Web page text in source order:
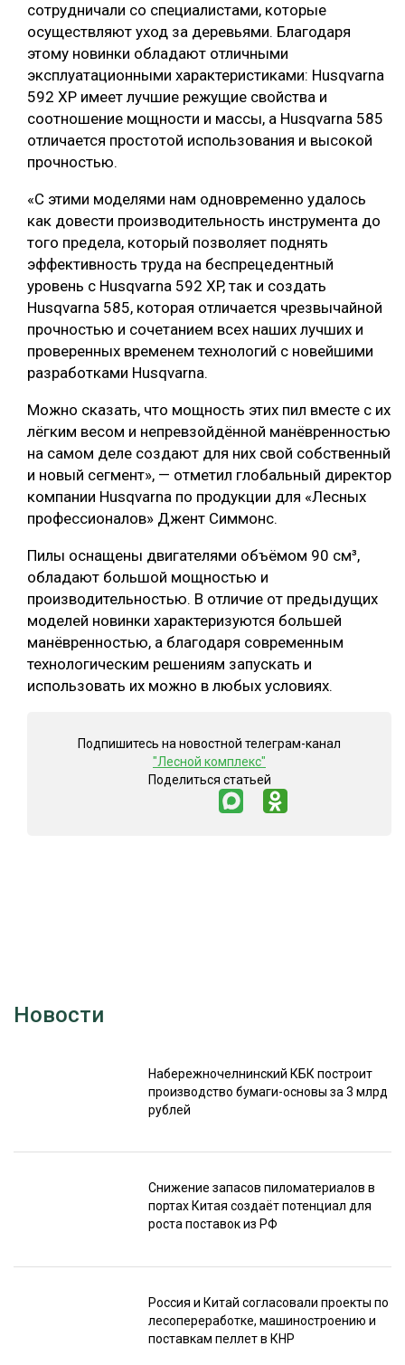
КОМПЛЕКСНАЯ ПЕРЕРАБОТКА
ДЕРЕВЯННОЕ ДОМОСТРОЕНИЕ
СОРТИРОВКА ДРЕВЕСИНЫ
МЕБЕЛЬНОЕ ПРОИЗВОДСТВО
сотрудничали со специалистами, которые
осуществляют уход за деревьями. Благодаря
этому новинки обладают отличными
эксплуатационными характеристиками: Husqvarna
592 XP имеет лучшие режущие свойства и
соотношение мощности и массы, а Husqvarna 585
отличается простотой использования и высокой
прочностью.
«С этими моделями нам одновременно удалось
как довести производительность инструмента до
того предела, который позволяет поднять
эффективность труда на беспрецедентный
уровень с Husqvarna 592 XP, так и создать
Husqvarna 585, которая отличается чрезвычайной
прочностью и сочетанием всех наших лучших и
проверенных временем технологий с новейшими
разработками Husqvarna.
Можно сказать, что мощность этих пил вместе с их
лёгким весом и непревзойдённой манёвренностью
на самом деле создают для них свой собственный
и новый сегмент», — отметил глобальный директор
компании Husqvarna по продукции для «Лесных
профессионалов» Джент Симмонс.
Пилы оснащены двигателями объёмом 90 см³,
обладают большой мощностью и
производительностью. В отличие от предыдущих
моделей новинки характеризуются большей
манёвренностью, а благодаря современным
технологическим решениям запускать и
использовать их можно в любых условиях.
Подпишитесь на новостной телеграм-канал
"Лесной комплекс"
Поделиться статьей
Новости
Набережночелнинский КБК построит
производство бумаги-основы за 3 млрд
рублей
Снижение запасов пиломатериалов в
портах Китая создаёт потенциал для
роста поставок из РФ
Россия и Китай согласовали проекты по
лесопереработке, машиностроению и
поставкам пеллет в КНР